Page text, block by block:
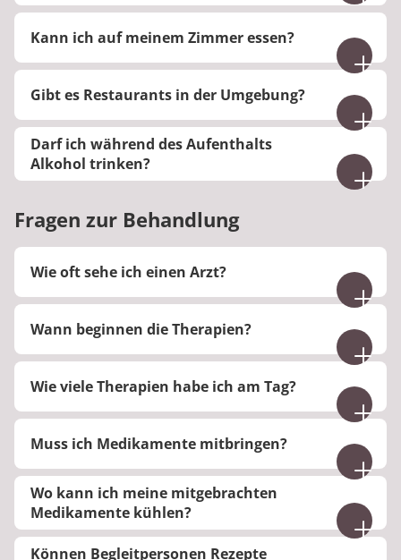
Ja, auf eine medizinisch indizierte
Nahrungsunverträglichkeit kann Rücksicht
genommen werden.
Kann ich auf meinem Zimmer essen?
Sie haben in medizinischen Ausnahmefällen die
Möglichkeit auf dem Zimmer zu essen.
Gibt es Restaurants in der Umgebung?
Ja, es gibt Restaurants in der Umgebung.
Darf ich während des Aufenthalts
Alkohol trinken?
Nein, der Konsum von Alkohol ist in unserer Klinik
nicht gestattet.
Fragen zur Behandlung
Wie oft sehe ich einen Arzt?
Sie sehen den Arzt oder die Ärztin nach
individueller Terminvereinbarung.
Wann beginnen die Therapien?
Die ersten Therapien beginnen 8:30 Uhr.
Wie viele Therapien habe ich am Tag?
Die Anzahl der Therapien richtet sich nach dem
Krankheitsbild und ist daher individuell.
Muss ich Medikamente mitbringen?
Wir bitten Sie, einen ausreichenden Vorrat Ihrer
regelmäßig einzunehmenden
verschreibungspflichtigen Medikamente sowie
Ihrer nicht verschreibungspflichtigen
Wo kann ich meine mitgebrachten
Medikamente kühlen?
Bitte halten Sie Rücksprache mit dem Pflegedienst.
Können Begleitpersonen Rezepte